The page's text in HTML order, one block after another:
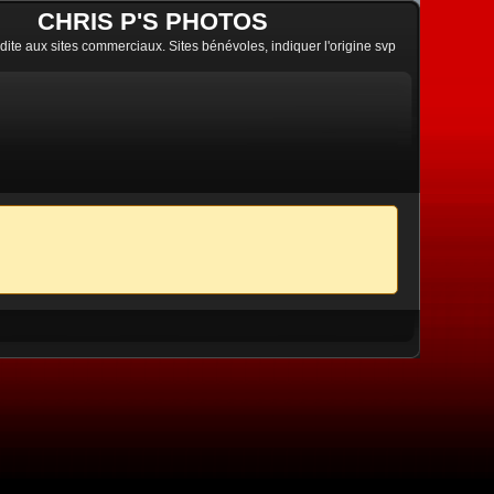
CHRIS P'S PHOTOS
aux sites commerciaux. Sites bénévoles, indiquer l'origine svp